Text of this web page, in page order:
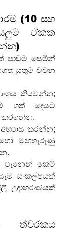
(10 සහ
ඒකක
පාඩම සෙමින්
යුතුම වචන
කියවන්න;
ගත් දෙයට
කරගන්න.
අභ්‍යාස කරන්න;
මඟහැරුණු
පෑනෙන් කෙටි
සංකල්පයක්
උදාහරණයක්